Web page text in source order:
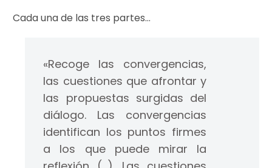
Cada una de las tres partes…
«Recoge las convergencias,
las cuestiones que afrontar y
las propuestas surgidas del
diálogo. Las convergencias
identifican los puntos firmes
a los que puede mirar la